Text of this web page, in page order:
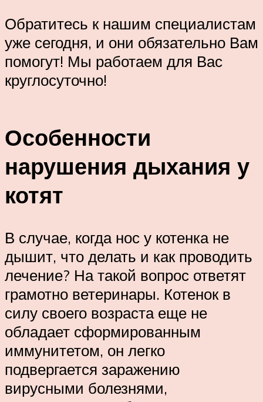
Обратитесь к нашим специалистам
уже сегодня, и они обязательно Вам
помогут! Мы работаем для Вас
круглосуточно!
Особенности
нарушения дыхания у
котят
В случае, когда нос у котенка не
дышит, что делать и как проводить
лечение? На такой вопрос ответят
грамотно ветеринары. Котенок в
силу своего возраста еще не
обладает сформированным
иммунитетом, он легко
подвергается заражению
вирусными болезнями,